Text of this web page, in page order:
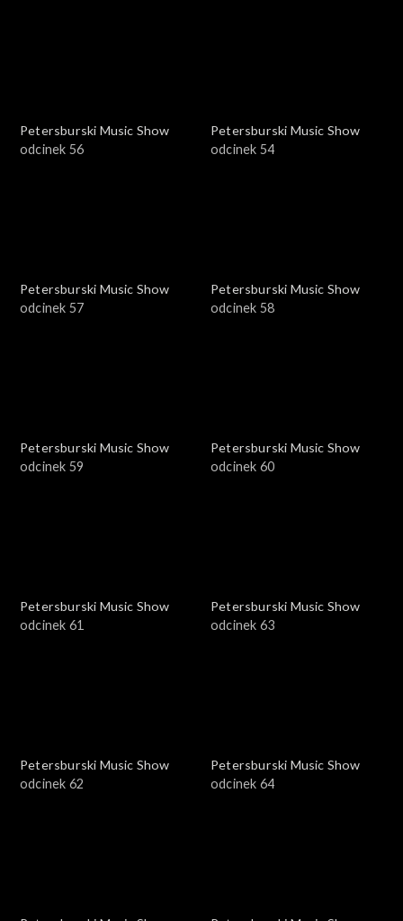
Petersburski Music Show
odcinek 56
Petersburski Music Show
odcinek 54
Petersburski Music Show
odcinek 57
Petersburski Music Show
odcinek 58
Petersburski Music Show
odcinek 59
Petersburski Music Show
odcinek 60
Petersburski Music Show
odcinek 61
Petersburski Music Show
odcinek 63
Petersburski Music Show
odcinek 62
Petersburski Music Show
odcinek 64